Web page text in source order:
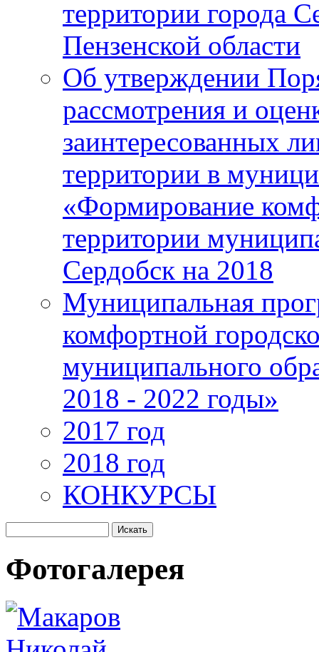
территории города
Пензенской области
Об утверждении
рассмотрения и
заинтересованных
территории в
«Формирование
территории
Сердобск на 2018
Муниципальная
комфортной
муниципального
2018 - 2022 годы»
2017 год
2018 год
КОНКУРСЫ
Фотогалерея